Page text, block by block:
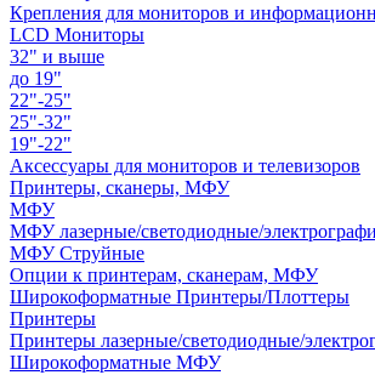
Крепления для мониторов и
LCD Мониторы
32" и выше
до 19"
22"-25"
25"-32"
19"-22"
Аксессуары для мониторов и телевизоров
Принтеры, сканеры, МФУ
МФУ
МФУ лазерные/светодиодные/
МФУ Струйные
Опции к принтерам, сканерам, МФУ
Широкоформатные Принтеры/Плоттеры
Принтеры
Принтеры лазерные/светодиодные/
Широкоформатные МФУ